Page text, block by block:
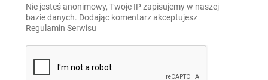
Nie jesteś anonimowy, Twoje IP zapisujemy w naszej
bazie danych. Dodając komentarz akceptujesz
Regulamin Serwisu